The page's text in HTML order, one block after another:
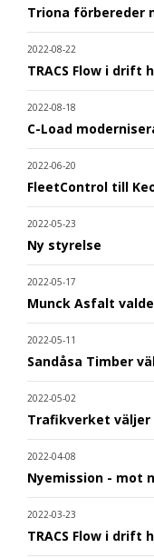
Triona förbereder
2022-08-22
TRACS Flow i drift
2022-08-18
C-Load
2022-06-20
FleetControl till
2022-05-23
Ny styrelse
2022-05-17
Munck Asfalt
2022-05-11
Sandåsa Timber
2022-05-02
Trafikverket väljer
2022-04-08
Nyemission - mot
2022-03-23
TRACS Flow i drift